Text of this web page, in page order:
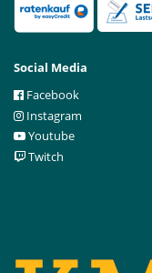
Social Media
Facebook
Instagram
Youtube
Twitch